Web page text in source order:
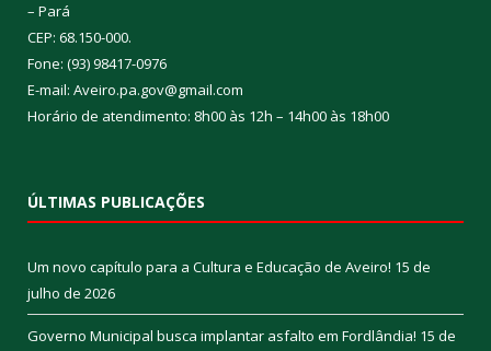
– Pará
CEP: 68.150-000.
Fone: (93) 98417-0976
E-mail: Aveiro.pa.gov@gmail.com
Horário de atendimento: 8h00 às 12h – 14h00 às 18h00
ÚLTIMAS PUBLICAÇÕES
Um novo capítulo para a Cultura e Educação de Aveiro! 15 de
julho de 2026
Governo Municipal busca implantar asfalto em Fordlândia! 15 de